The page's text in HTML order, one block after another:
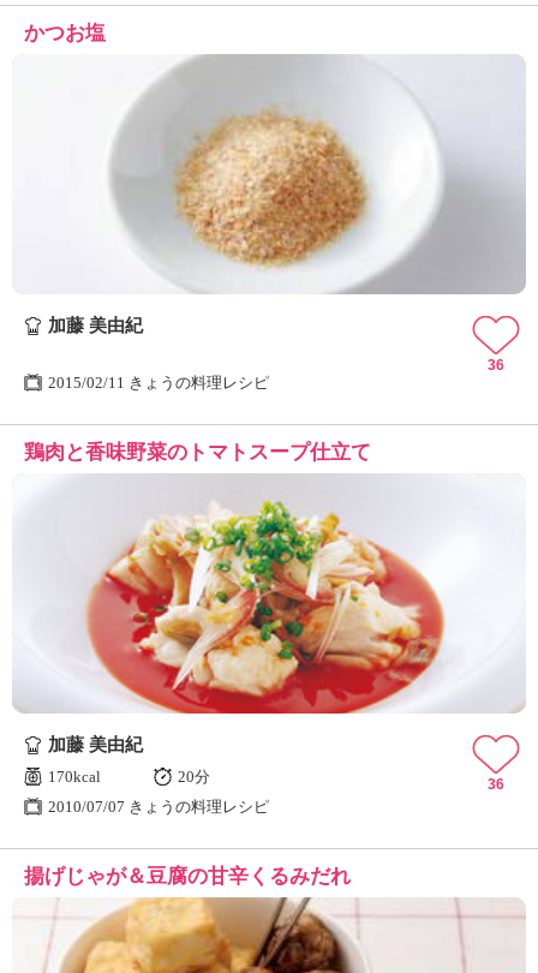
かつお塩
加藤 美由紀
2015/02/11 きょうの料理レシピ
36
鶏肉と香味野菜のトマトスープ仕立て
加藤 美由紀
170kcal
20分
2010/07/07 きょうの料理レシピ
36
揚げじゃが＆豆腐の甘辛くるみだれ